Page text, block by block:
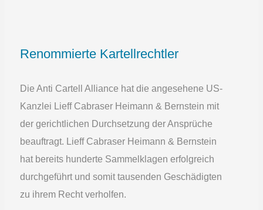
Renommierte Kartellrechtler
Die Anti Cartell Alliance hat die angesehene US-
Kanzlei Lieff Cabraser Heimann & Bernstein mit
der gerichtlichen Durchsetzung der Ansprüche
beauftragt. Lieff Cabraser Heimann & Bernstein
hat bereits hunderte Sammelklagen erfolgreich
durchgeführt und somit tausenden Geschädigten
zu ihrem Recht verholfen.